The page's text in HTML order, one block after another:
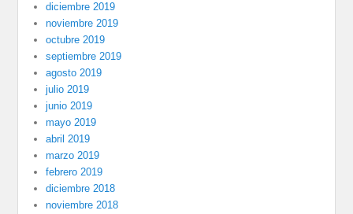
diciembre 2019
noviembre 2019
octubre 2019
septiembre 2019
agosto 2019
julio 2019
junio 2019
mayo 2019
abril 2019
marzo 2019
febrero 2019
diciembre 2018
noviembre 2018